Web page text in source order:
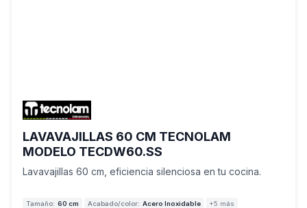
LAVAVAJILLAS 60 CM TECNOLAM
MODELO TECDW60.SS
Lavavajillas 60 cm, eficiencia silenciosa en tu cocina.
Tamaño: 60 cm Acabado/color: Acero Inoxidable +5 más